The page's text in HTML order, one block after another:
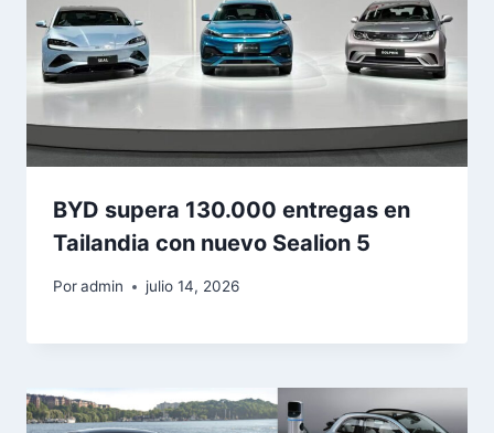
BYD supera 130.000 entregas en
Tailandia con nuevo Sealion 5
Poradmin julio 14, 2026